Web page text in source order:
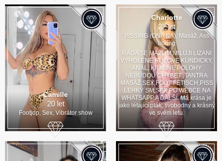
Camille
20 let
Footjop, Sex, Vibrátor show
Charlotte
22 let
PISSING (ONA NA), Masáž, Ass
licking
RÁDA SE MAZLIM,MILUJI LIZANI
VYHOLENE RUZOVE KUNDICKY,
ANAL, KRASNE POLOHY
NEBUDOU CHYBET ,TANTRA
MASÁŽ,SEX,FOOT FETISCH,PISS
,LEHKÝ SM,SEX PO WEBCE NA
WHATSAPP A DALŠÍ. Má krása je
jako létající pták, svobodný a krásný
ve svém letu.